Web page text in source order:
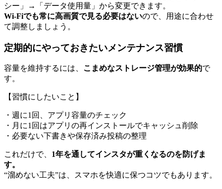
シー」→「データ使用量」から変更できます。
Wi-Fiでも常に高画質で見る必要はないので、用途に合わせ
て調整しましょう。
定期的にやっておきたいメンテナンス習慣
容量を維持するには、 こまめなストレージ管理が効果的で
す。
【習慣にしたいこと】
・週に1回、アプリ容量のチェック
・月に1回はアプリの再インストールでキャッシュ削除
・必要ない下書きや保存済み投稿の整理
これだけで、 1年を通してインスタが重くなるのを防げま
す。
“溜めない工夫”は、スマホを快適に保つコツでもあります。